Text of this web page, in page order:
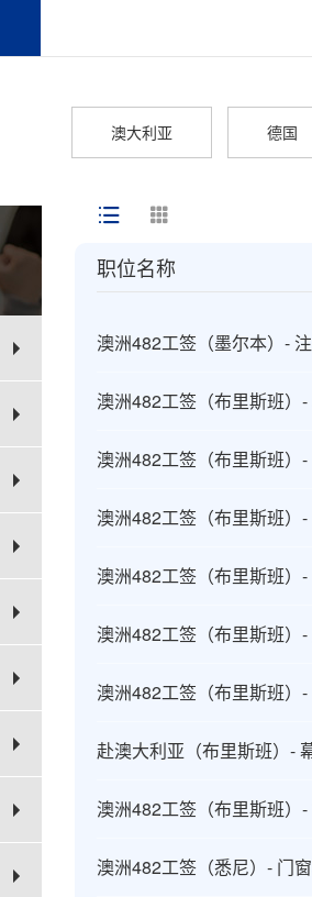
澳大利亚 德国
职位名称
澳洲482工签（墨尔本）-
澳洲482工签（布里斯班）
澳洲482工签（布里斯班）
澳洲482工签（布里斯班）
澳洲482工签（布里斯班）
澳洲482工签（布里斯班）-
澳洲482工签（布里斯班）
赴澳大利亚（布里斯班）-
澳洲482工签（布里斯班）
澳洲482工签（悉尼）- 门